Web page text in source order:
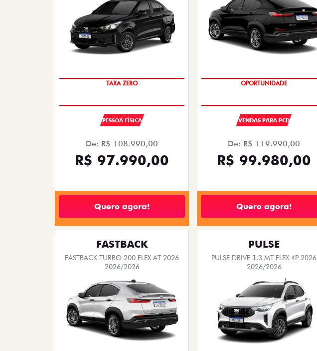
TAXA ZERO
PESSOA FÍSICA
De: R$ 108.990,00
R$ 97.990,00
Quero agora!
OPORTUNIDADE
VENDAS PARA PCD
De: R$ 119.990,00
R$ 99.980,00
Quero agora!
FASTBACK
FASTBACK TURBO 200 FLEX AT 2026
2026/2026
PULSE
PULSE DRIVE 1.3 MT FLEX 4P 2026
2026/2026